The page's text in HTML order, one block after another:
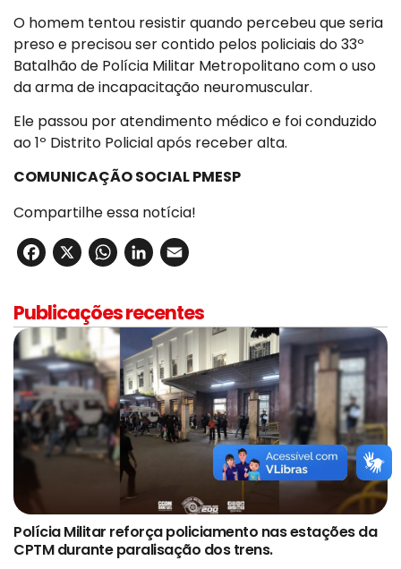
O homem tentou resistir quando percebeu que seria
preso e precisou ser contido pelos policiais do 33º
Batalhão de Polícia Militar Metropolitano com o uso
da arma de incapacitação neuromuscular.
Ele passou por atendimento médico e foi conduzido
ao 1º Distrito Policial após receber alta.
COMUNICAÇÃO SOCIAL PMESP
Compartilhe essa notícia!
Facebook
X WhatsApp
LinkedIn
Publicações recentes
Polícia Militar reforça policiamento nas estações da
CPTM durante paralisação dos trens.